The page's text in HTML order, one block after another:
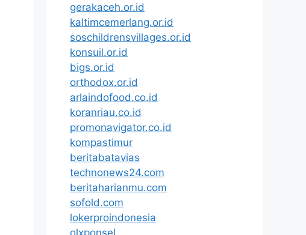
gerakaceh.or.id
kaltimcemerlang.or.id
soschildrensvillages.or.id
konsuil.or.id
bigs.or.id
orthodox.or.id
arlaindofood.co.id
koranriau.co.id
promonavigator.co.id
kompastimur
beritabatavias
technonews24.com
beritaharianmu.com
sofold.com
lokerproindonesia
olxponsel